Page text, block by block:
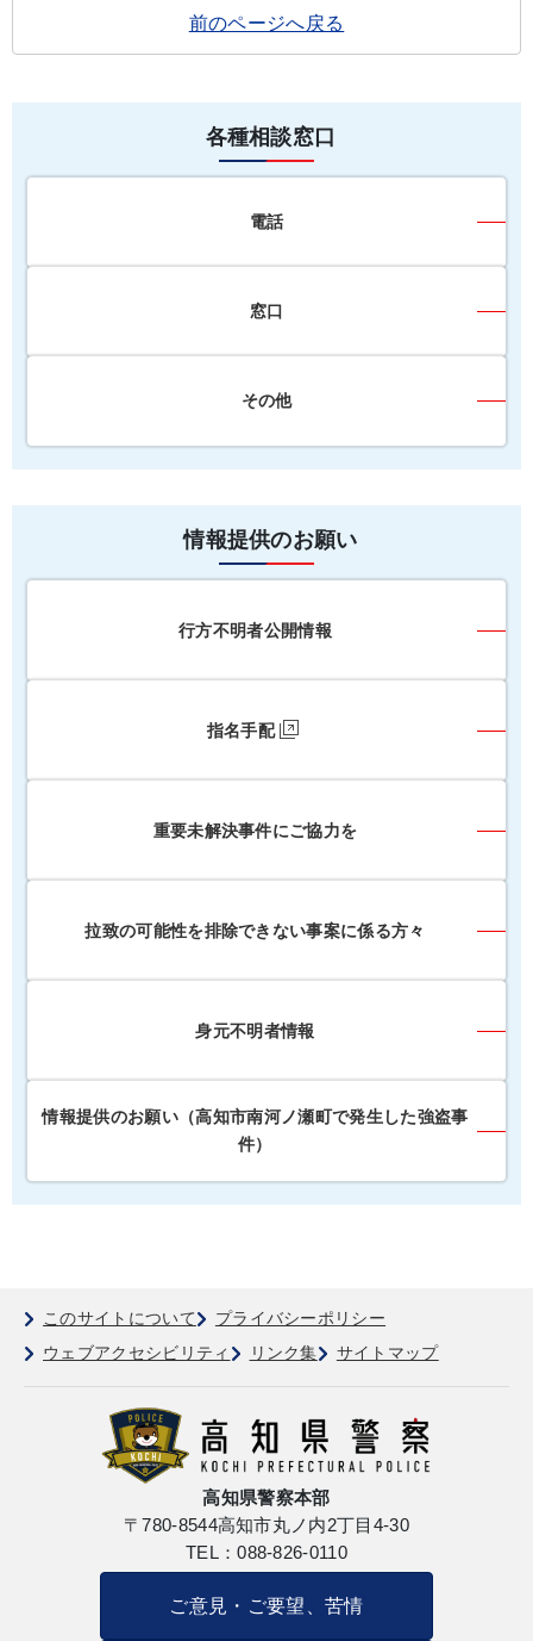
前のページへ戻る
各種相談窓口
電話
窓口
その他
情報提供のお願い
行方不明者公開情報
指名手配
重要未解決事件にご協力を
拉致の可能性を排除できない事案に係る方々
身元不明者情報
情報提供のお願い（高知市南河ノ瀬町で発生した強盗事
件）
このサイトについて
プライバシーポリシー
ウェブアクセシビリティ
リンク集 サイトマップ
高知県警察本部
〒780-8544高知市丸ノ内2丁目4-30
TEL：088-826-0110
ご意見・ご要望、苦情